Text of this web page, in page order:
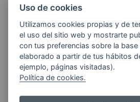
E-MAIL
Quiero recibir las últimas
ENERGIAS por cualquier
electrónico.Más información
Uso de cookies
Utilizamos cookies propias y de
el uso del sitio web y mostrarte
con tus preferencias sobre la base
elaborado a partir de tus hábitos
ejemplo, páginas visitadas).
Política de cookies.